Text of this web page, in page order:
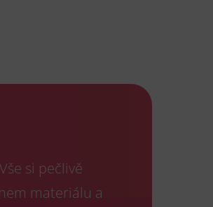
si pečlivě
materiálu a